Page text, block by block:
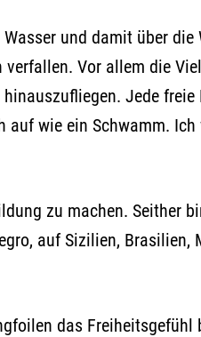
und damit über die
Vor allem die
Jede
auf wie ein Schwamm.
zu machen. Seither
auf Sizilien, Brasilien,
das Freiheitsgefühl